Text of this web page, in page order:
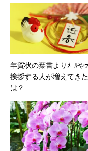
年賀状の葉書よりﾒｰﾙや
挨拶する人が増えてき
は？